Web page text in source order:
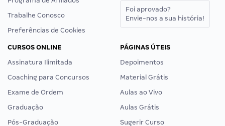
Trabalhe Conosco
Preferências de Cookies
Foi aprovado?
Envie-nos a sua história!
CURSOS ONLINE
Assinatura Ilimitada
Coaching para Concursos
Exame de Ordem
Graduação
Pós-Graduação
PÁGINAS ÚTEIS
Depoimentos
Material Grátis
Aulas ao Vivo
Aulas Grátis
Sugerir Curso